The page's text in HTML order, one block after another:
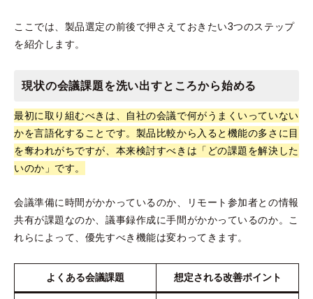
ここでは、製品選定の前後で押さえておきたい3つのステップ
を紹介します。
現状の会議課題を洗い出すところから始める
最初に取り組むべきは、自社の会議で何がうまくいっていない
かを言語化することです。製品比較から入ると機能の多さに目
を奪われがちですが、本来検討すべきは「どの課題を解決した
いのか」です。
会議準備に時間がかかっているのか、リモート参加者との情報
共有が課題なのか、議事録作成に手間がかかっているのか。こ
れらによって、優先すべき機能は変わってきます。
よくある会議課題 想定される改善ポイント